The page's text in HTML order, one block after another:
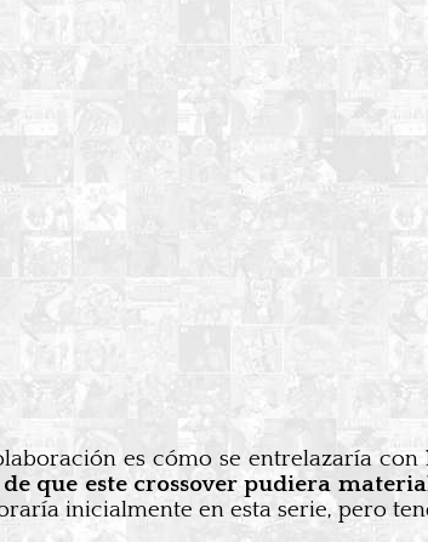
es cómo se entrelazaría con
que este crossover pudiera
inicialmente en esta serie, pero